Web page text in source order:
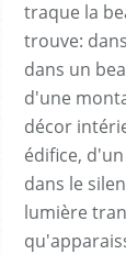
traque la
trouve:
dans un
d'une
décor
édifice,
dans le
lumière